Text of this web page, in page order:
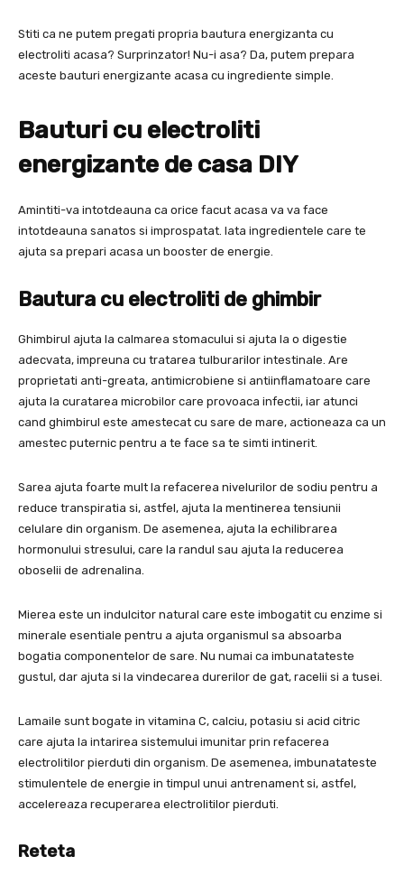
Stiti ca ne putem pregati propria bautura energizanta cu
electroliti acasa? Surprinzator! Nu-i asa? Da, putem prepara
aceste bauturi energizante acasa cu ingrediente simple.
Bauturi cu electroliti
energizante de casa DIY
Amintiti-va intotdeauna ca orice facut acasa va va face
intotdeauna sanatos si improspatat. Iata ingredientele care te
ajuta sa prepari acasa un booster de energie.
Bautura cu electroliti de ghimbir
Ghimbirul ajuta la calmarea stomacului si ajuta la o digestie
adecvata, impreuna cu tratarea tulburarilor intestinale. Are
proprietati anti-greata, antimicrobiene si antiinflamatoare care
ajuta la curatarea microbilor care provoaca infectii, iar atunci
cand ghimbirul este amestecat cu sare de mare, actioneaza ca un
amestec puternic pentru a te face sa te simti intinerit.
Sarea ajuta foarte mult la refacerea nivelurilor de sodiu pentru a
reduce transpiratia si, astfel, ajuta la mentinerea tensiunii
celulare din organism. De asemenea, ajuta la echilibrarea
hormonului stresului, care la randul sau ajuta la reducerea
oboselii de adrenalina.
Mierea este un indulcitor natural care este imbogatit cu enzime si
minerale esentiale pentru a ajuta organismul sa absoarba
bogatia componentelor de sare. Nu numai ca imbunatateste
gustul, dar ajuta si la vindecarea durerilor de gat, racelii si a tusei.
Lamaile sunt bogate in vitamina C, calciu, potasiu si acid citric
care ajuta la intarirea sistemului imunitar prin refacerea
electrolitilor pierduti din organism. De asemenea, imbunatateste
stimulentele de energie in timpul unui antrenament si, astfel,
accelereaza recuperarea electrolitilor pierduti.
Reteta